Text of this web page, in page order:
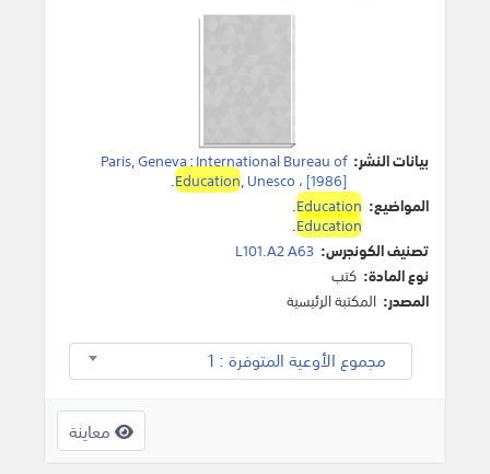
بيانات النشر: Paris,Geneva:International Bureau of
Education,Unesco ،[1986]
.
المواضيع: Education
.
Education
.
تصنيف الكونجرس: L101.A2 A63
نوع المادة: كتب
المصدر: المكتبة الرئيسية
مجموع الأوعية المتوفرة : 1
معاينة